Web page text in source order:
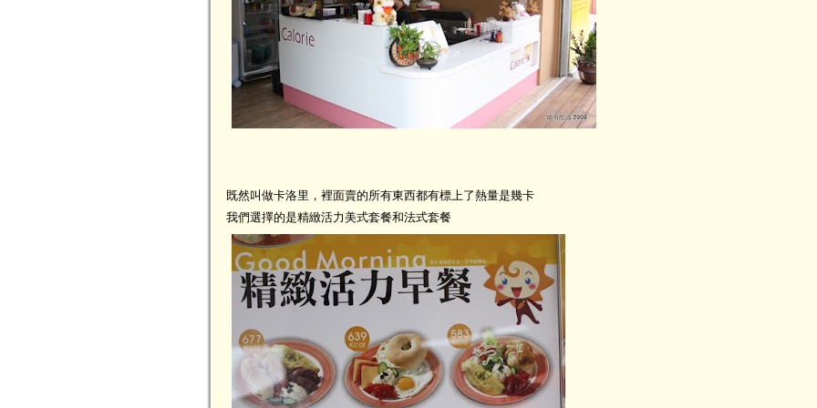
既然叫做卡洛里，裡面賣的所有東西都有標上了熱量是幾卡
我們選擇的是精緻活力美式套餐和法式套餐